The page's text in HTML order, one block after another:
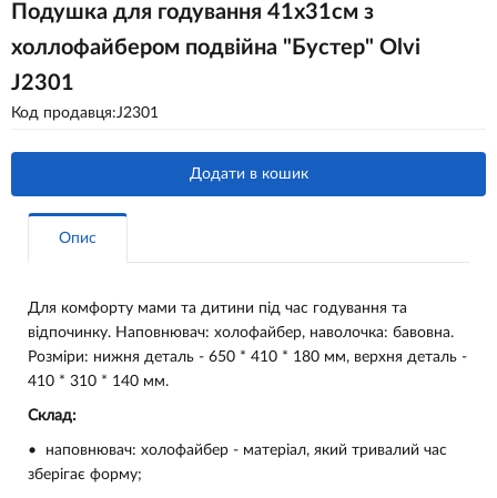
Подушка для годування 41х31см з
холлофайбером подвійна "Бустер" Olvi
J2301
Код продавця:J2301
Додати в кошик
Опис
Для комфорту мами та дитини під час годування та
відпочинку. Наповнювач: холофайбер, наволочка: бавовна.
Розміри: нижня деталь - 650 * 410 * 180 мм, верхня деталь -
410 * 310 * 140 мм.
Склад:
• наповнювач: холофайбер - матеріал, який тривалий час
зберігає форму;